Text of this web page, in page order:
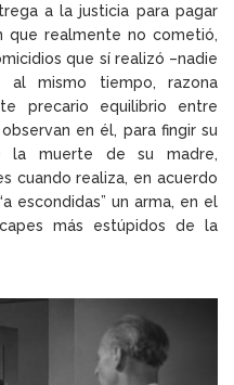
a la justicia para pagar
que realmente no cometió,
que sí realizó –nadie
mismo tiempo, razona
precario equilibrio entre
en él, para fingir su
la muerte de su madre,
cuando realiza, en acuerdo
escondidas” un arma, en el
más estúpidos de la